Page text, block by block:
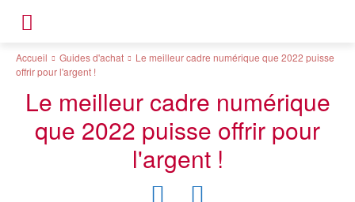
Accueil Guides d'achat
Le meilleur cadre numérique que 2022 puisse
offrir pour l'argent !
Le meilleur cadre numérique
que 2022 puisse offrir pour
l'argent !